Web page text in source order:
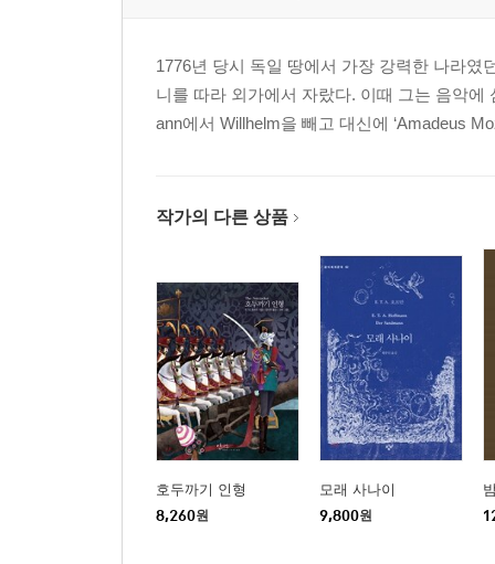
1776년 당시 독일 땅에서 가장 강력한 나라
니를 따라 외가에서 자랐다. 이때 그는 음악
ann에서 Willhelm을 빼고 대신에 ‘Amadeus
작가의 다른 상품
호두까기 인형
8,260원
모래 사나이
9,800원